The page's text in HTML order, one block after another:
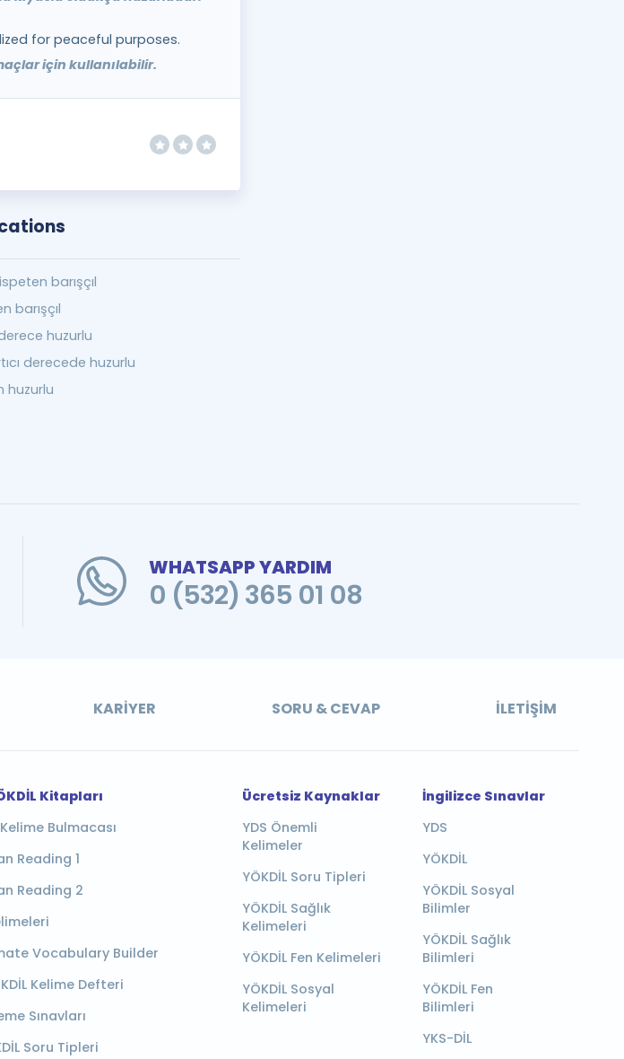
for peaceful purposes.
için kullanılabilir.
barışçıl
barışçıl
huzurlu
derecede huzurlu
huzurlu
WHATSAPP YARDIM
0 (532) 365 01 08
KARIYER SORU & CEVAP İLETIŞIM
Kitapları
Bulmacası
Reading 1
Reading 2
Vocabulary Builder
Kelime Defteri
Sınavları
Soru Tipleri
Ücretsiz Kaynaklar
YDS Önemli
Kelimeler
YÖKDİL Soru Tipleri
YÖKDİL Sağlık
Kelimeleri
YÖKDİL Fen Kelimeleri
YÖKDİL Sosyal
Kelimeleri
İngilizce Sınavlar
YDS
YÖKDİL
YÖKDİL Sosyal
Bilimler
YÖKDİL Sağlık
Bilimleri
YÖKDİL Fen
Bilimleri
YKS-DİL